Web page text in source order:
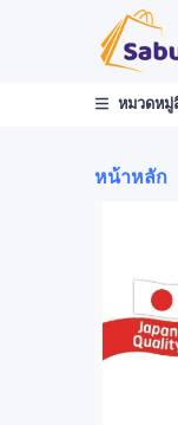
หมวดห
หน้าหลัก